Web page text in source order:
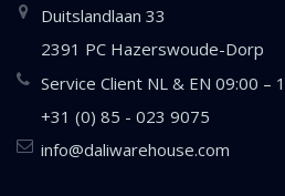
Duitslandlaan 33
2391 PC Hazerswoude-Dorp
Service Client NL & EN 09:00 –
+31 (0) 85 - 023 9075
info@daliwarehouse.com